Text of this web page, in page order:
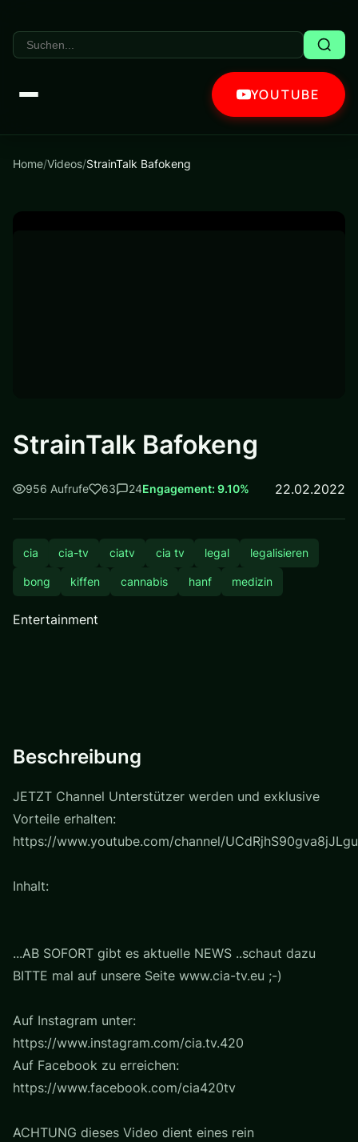
YOUTUBE
Home/Videos/StrainTalk Bafokeng
StrainTalk Bafokeng
956 Aufrufe 63 24Engagement: 9.10% 22.02.2022
cia cia-tv ciatv cia tv legal legalisieren
bong kiffen cannabis hanf medizin
Entertainment
Beschreibung
JETZT Channel Unterstützer werden und exklusive
Vorteile erhalten:
https://www.youtube.com/channel/
Inhalt:
...AB SOFORT gibt es aktuelle NEWS ..schaut dazu
BITTE mal auf unsere Seite www.cia-tv.eu ;-)
Auf Instagram unter:
https://www.instagram.com/cia.tv.420
Auf Facebook zu erreichen:
https://www.facebook.com/cia420tv
ACHTUNG dieses Video dient eines rein